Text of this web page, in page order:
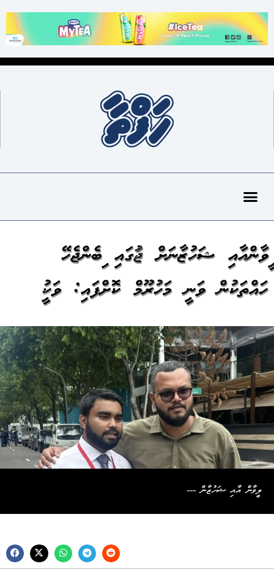
ލީވާންއާއި ޝަހުޒާނަށް ޖަލުގައި ލިބެންޖެހޭ
ހައްތަކުން ވަނީ މަހުރޫމް ކޮށްފައި: ވަކީލު
ލީވާން އާއި ޝަހުޒާން ---